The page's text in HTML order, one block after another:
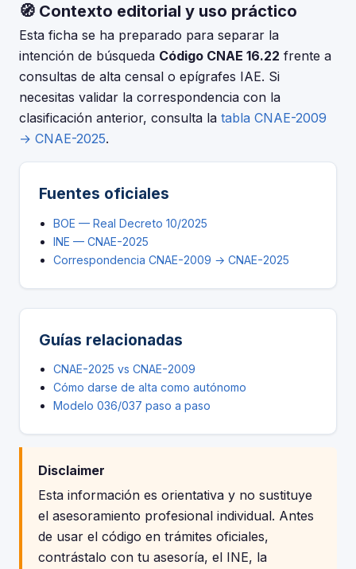
para verificar si el código 16.22 tuvo modificaciones. El
periodo de adaptación fue hasta el 30 de junio de
2025.
🧭 Contexto editorial y uso práctico
Esta ficha se ha preparado para separar la
intención de búsqueda Código CNAE 16.22 frente a
consultas de alta censal o epígrafes IAE. Si
necesitas validar la correspondencia con la
clasificación anterior, consulta la tabla CNAE-2009
→ CNAE-2025.
Fuentes oficiales
BOE — Real Decreto 10/2025
INE — CNAE-2025
Correspondencia CNAE-2009 → CNAE-2025
Guías relacionadas
CNAE-2025 vs CNAE-2009
Cómo darse de alta como autónomo
Modelo 036/037 paso a paso
Disclaimer
Esta información es orientativa y no sustituye
el asesoramiento profesional individual. Antes
de usar el código en trámites oficiales,
contrástalo con tu asesoría, el INE, la